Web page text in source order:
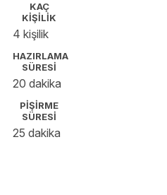
KAÇ
KİŞİLİK
4 kişilik
HAZIRLAMA
SÜRESİ
20 dakika
PİŞİRME
SÜRESİ
25 dakika